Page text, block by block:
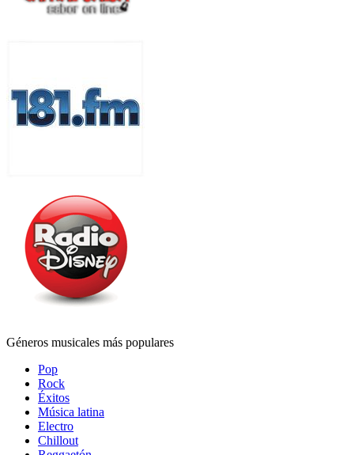
Géneros musicales más populares
Pop
Rock
Éxitos
Música latina
Electro
Chillout